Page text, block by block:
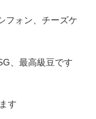
フォン、チーズケ
、最高級豆です
す